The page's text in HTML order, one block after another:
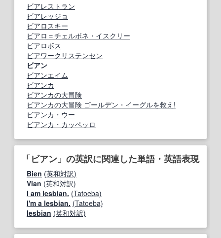
ビアレストラン
ビアレッジョ
ビアロスキー
ビアロ＝チェルボネ・イスクリー
ビアロボス
ビアワークリステンセン
ビアン
ビアンエイム
ビアンカ
ビアンカの大冒険
ビアンカの大冒険 ゴールデン・イーグルを救え!
ビアンカ・ウー
ビアンカ・カッペッロ
「ビアン」の英訳に関連した単語・英語表現
Bien (英和対訳)
Vian (英和対訳)
I am lesbian. (Tatoeba)
I'm a lesbian. (Tatoeba)
lesbian (英和対訳)